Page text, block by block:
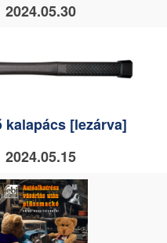
2024.05.30
kalapács [lezárva]
2024.05.15